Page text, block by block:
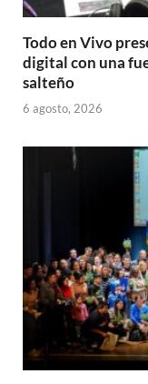
Todo en Vivo
digital con una
salteño
6 agosto, 2026